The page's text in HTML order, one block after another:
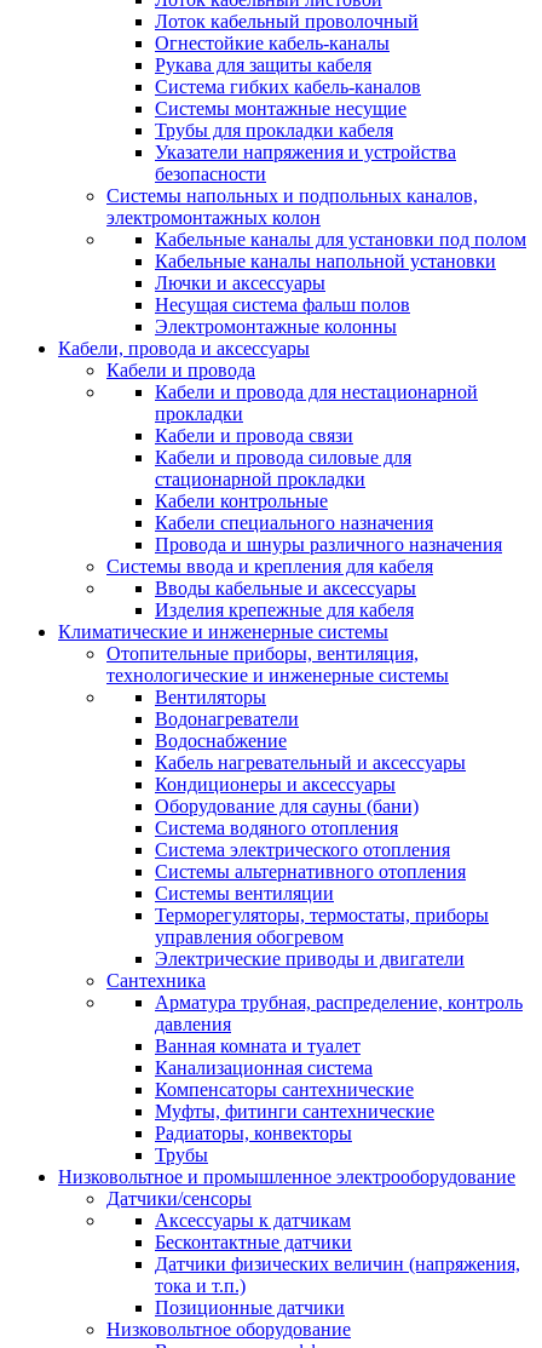
Лоток кабельный проволочный
Огнестойкие кабель-каналы
Рукава для защиты кабеля
Система гибких кабель-каналов
Системы монтажные несущие
Трубы для прокладки кабеля
Указатели напряжения и устройства
безопасности
Системы напольных и подпольных каналов,
электромонтажных колон
Кабельные каналы для установки под полом
Кабельные каналы напольной установки
Лючки и аксессуары
Несущая система фальш полов
Электромонтажные колонны
Кабели, провода и аксессуары
Кабели и провода
Кабели и провода для нестационарной
прокладки
Кабели и провода связи
Кабели и провода силовые для
стационарной прокладки
Кабели контрольные
Кабели специального назначения
Провода и шнуры различного назначения
Системы ввода и крепления для кабеля
Вводы кабельные и аксессуары
Изделия крепежные для кабеля
Климатические и инженерные системы
Отопительные приборы, вентиляция,
технологические и инженерные системы
Вентиляторы
Водонагреватели
Водоснабжение
Кабель нагревательный и аксессуары
Кондиционеры и аксессуары
Оборудование для сауны (бани)
Система водяного отопления
Система электрического отопления
Системы альтернативного отопления
Системы вентиляции
Терморегуляторы, термостаты, приборы
управления обогревом
Электрические приводы и двигатели
Сантехника
Арматура трубная, распределение, контроль
давления
Ванная комната и туалет
Канализационная система
Компенсаторы сантехнические
Муфты, фитинги сантехнические
Радиаторы, конвекторы
Трубы
Низковольтное и промышленное электрооборудование
Датчики/сенсоры
Аксессуары к датчикам
Бесконтактные датчики
Датчики физических величин (напряжения,
тока и т.п.)
Позиционные датчики
Низковольтное оборудование